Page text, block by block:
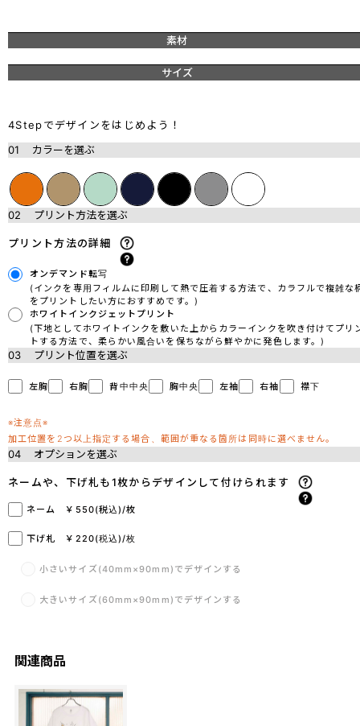
素材
サイズ
4Stepでデザインをはじめよう！
01
カラーを選ぶ
02 プリント方法を選ぶ
プリント方法の詳細
オンデマンド転写
(インクを専用フィルムに印刷して熱で圧着する方法で、カラフルで複雑な
をプリントしたい方におすすめです。)
ホワイトインクジェットプリント
(下地としてホワイトインクを敷いた上からカラーインクを吹き付けてプリ
トする方法で、柔らかい風合いを保ちながら鮮やかに発色します。)
03 プリント位置を選ぶ
左胸 右胸 背中中央 胸中央 左袖 右袖 襟下
※注意点※
加工位置を2つ以上指定する場合、範囲が重なる箇所は同時に選べません。
04 オプションを選ぶ
ネームや、下げ札も1枚からデザインして付けられます
ネーム ￥550(税込)/枚
下げ札 ￥220(税込)/枚
小さいサイズ(40mm×90mm)でデザインする
大きいサイズ(60mm×90mm)でデザインする
関連商品